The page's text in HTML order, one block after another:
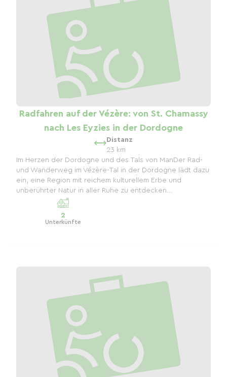
Radfahren auf der Vézère: von St. Chamassy
nach Les Eyzies in der Dordogne
Distanz
23 km
Im Herzen der Dordogne und des Tals von ManDer Rad-
und Wanderweg im Vézère-Tal in der Dordogne lädt dazu
ein, eine Region mit reichem kulturellem Erbe und
unberührter Natur in aller Ruhe zu entdecken...
2
Unterkünfte